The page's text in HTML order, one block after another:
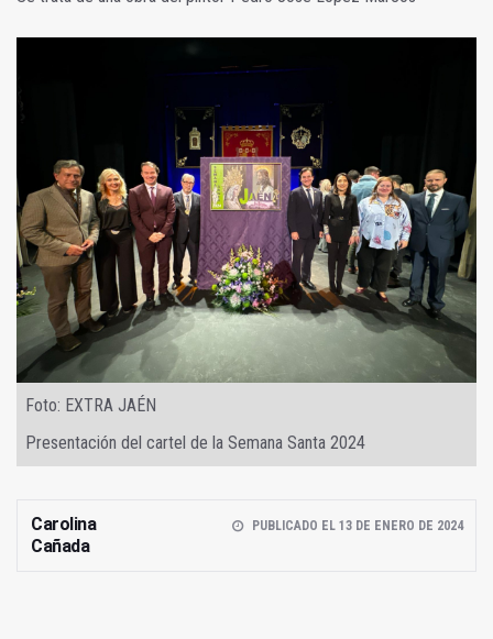
Foto: EXTRA JAÉN
Presentación del cartel de la Semana Santa 2024
Carolina
Cañada
PUBLICADO EL 13 DE ENERO DE 2024